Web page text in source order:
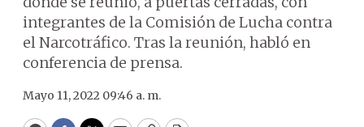
integrantes de la Comisión de Lucha contra
el Narcotráfico. Tras la reunión, habló en
conferencia de prensa.
Mayo 11, 2022 09:46 a. m.